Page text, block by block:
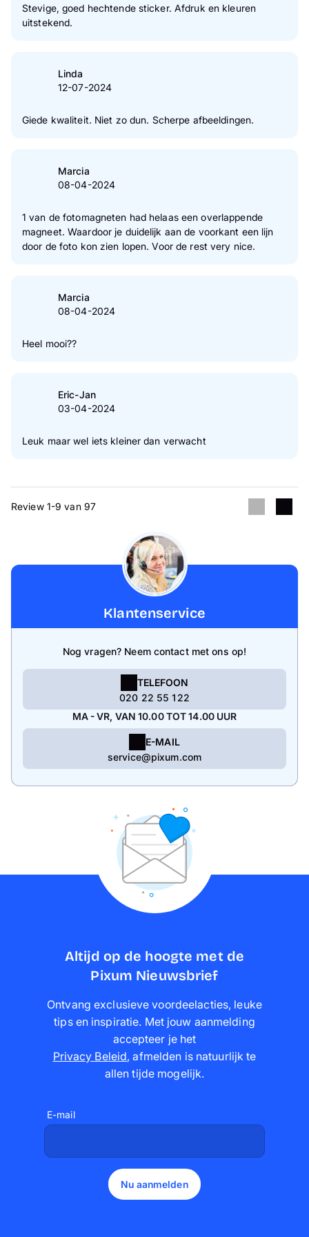
Stevige, goed hechtende sticker. Afdruk en kleuren
uitstekend.
Linda
12-07-2024
Giede kwaliteit. Niet zo dun. Scherpe afbeeldingen.
Marcia
08-04-2024
1 van de fotomagneten had helaas een overlappende
magneet. Waardoor je duidelijk aan de voorkant een lijn
door de foto kon zien lopen. Voor de rest very nice.
Marcia
08-04-2024
Heel mooi??
Eric-Jan
03-04-2024
Leuk maar wel iets kleiner dan verwacht
Review 1-9 van 97
Klantenservice
Nog vragen? Neem contact met ons op!
TELEFOON
020 22 55 122
MA - VR, VAN 10.00 TOT 14.00 UUR
E-MAIL
service@pixum.com
Altijd op de hoogte met de
Pixum Nieuwsbrief
Ontvang exclusieve voordeelacties, leuke
tips en inspiratie. Met jouw aanmelding
accepteer je het
Privacy Beleid,afmelden is natuurlijk te
allen tijde mogelijk.
E-mail
Nu aanmelden